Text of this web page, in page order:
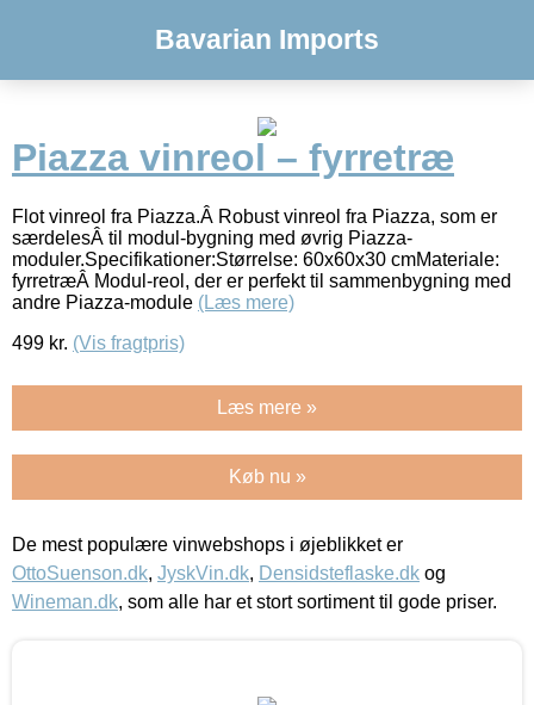
Bavarian Imports
Piazza vinreol – fyrretræ
Flot vinreol fra Piazza.Â Robust vinreol fra Piazza, som er
særdelesÂ til modul-bygning med øvrig Piazza-
moduler.Specifikationer:Størrelse: 60x60x30 cmMateriale:
fyrretræÂ Modul-reol, der er perfekt til sammenbygning med
andre Piazza-module (Læs mere)
499 kr. (Vis fragtpris)
Læs mere »
Køb nu »
De mest populære vinwebshops i øjeblikket er
OttoSuenson.dk, JyskVin.dk, Densidsteflaske.dk og
Wineman.dk, som alle har et stort sortiment til gode priser.